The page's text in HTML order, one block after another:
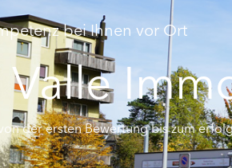
bei Ihnen vor Ort
Valle
der ersten Bewertung bis zum